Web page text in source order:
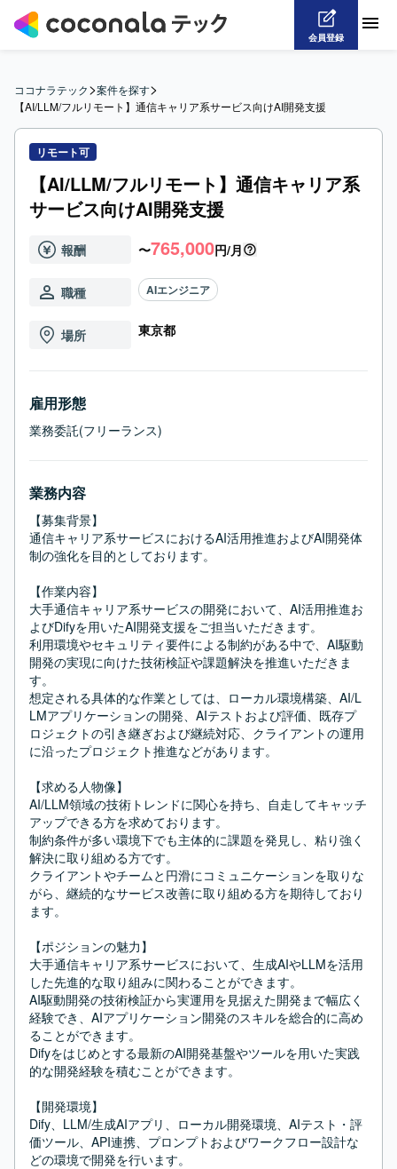
会員登録
ココナラテック>案件を探す>
【AI/LLM/フルリモート】通信キャリア系サービス向けAI開発支援
リモート可
【AI/LLM/フルリモート】通信キャリア系
サービス向けAI開発支援
報酬 〜765,000円/月
職種 AIエンジニア
場所 東京都
雇用形態
業務委託(フリーランス)
業務内容
【募集背景】
通信キャリア系サービスにおけるAI活用推進およびAI開発体
制の強化を目的としております。
【作業内容】
大手通信キャリア系サービスの開発において、AI活用推進お
よびDifyを用いたAI開発支援をご担当いただきます。
利用環境やセキュリティ要件による制約がある中で、AI駆動
開発の実現に向けた技術検証や課題解決を推進いただきま
す。
想定される具体的な作業としては、ローカル環境構築、AI/L
LMアプリケーションの開発、AIテストおよび評価、既存プ
ロジェクトの引き継ぎおよび継続対応、クライアントの運用
に沿ったプロジェクト推進などがあります。
【求める人物像】
AI/LLM領域の技術トレンドに関心を持ち、自走してキャッチ
アップできる方を求めております。
制約条件が多い環境下でも主体的に課題を発見し、粘り強く
解決に取り組める方です。
クライアントやチームと円滑にコミュニケーションを取りな
がら、継続的なサービス改善に取り組める方を期待しており
ます。
【ポジションの魅力】
大手通信キャリア系サービスにおいて、生成AIやLLMを活用
した先進的な取り組みに関わることができます。
AI駆動開発の技術検証から実運用を見据えた開発まで幅広く
経験でき、AIアプリケーション開発のスキルを総合的に高め
ることができます。
Difyをはじめとする最新のAI開発基盤やツールを用いた実践
的な開発経験を積むことができます。
【開発環境】
Dify、LLM/生成AIアプリ、ローカル開発環境、AIテスト・評
価ツール、API連携、プロンプトおよびワークフロー設計な
どの環境で開発を行います。